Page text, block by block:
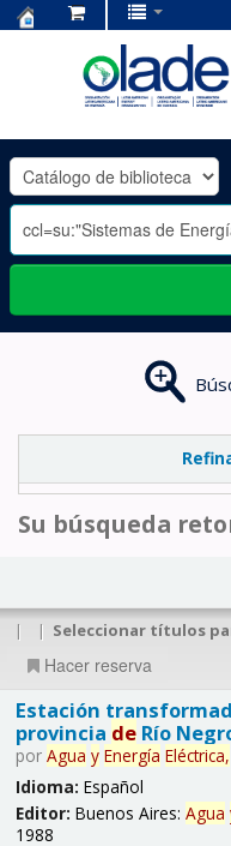
OLADE
-
Su búsqueda
| | Seleccionar títulos
Hacer reserva
Estación
provincia deRío
por Agua y Energía Eléctrica,
Idioma: Español
Editor: Buenos Aires: Agua
1988